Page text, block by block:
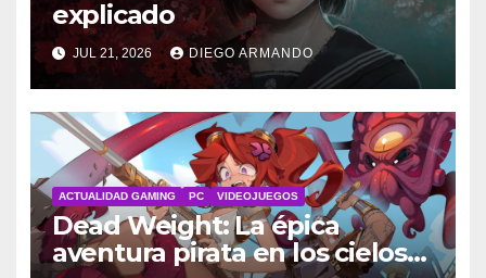
explicado
JUL 21, 2026 DIEGO ARMANDO
ACTUALIDAD GAMING PC VIDEOJUEGOS
Dead Weight: La épica
aventura pirata en los cielos